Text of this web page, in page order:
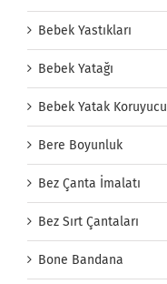
Bebek Yastıkları
Bebek Yatağı
Bebek Yatak Koruyucu
Bere Boyunluk
Bez Çanta İmalatı
Bez Sırt Çantaları
Bone Bandana